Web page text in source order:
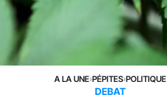
A LA UNE›PÉPITES›POLITIQUE
DEBAT